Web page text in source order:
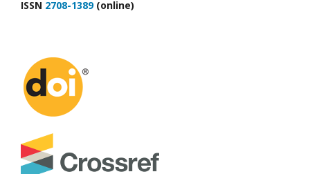
ІSSN 2708-1389(online)